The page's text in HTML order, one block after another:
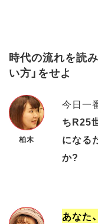
時代の流れを読
い方」をせよ
柏木
今日一
ちR25
になる
か?
あなた